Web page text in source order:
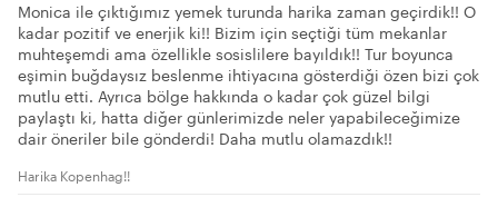
Monica ile çıktığımız yemek turunda harika zaman geçirdik!! O
kadar pozitif ve enerjik ki!! Bizim için seçtiği tüm mekanlar
muhteşemdi ama özellikle sosislilere bayıldık!! Tur boyunca
eşimin buğdaysız beslenme ihtiyacına gösterdiği özen bizi çok
mutlu etti. Ayrıca bölge hakkında o kadar çok güzel bilgi
paylaştı ki, hatta diğer günlerimizde neler yapabileceğimize
dair öneriler bile gönderdi! Daha mutlu olamazdık!!
Harika Kopenhag!!